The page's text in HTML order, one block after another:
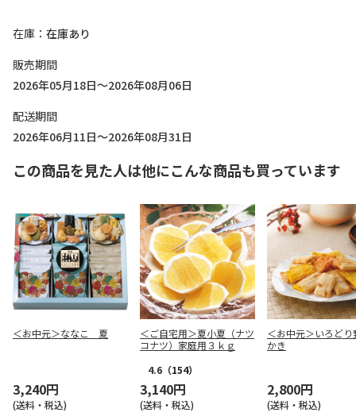
在庫
在庫あり
販売期間
2026年05月18日～2026年08月06日
配送期間
2026年06月11日～2026年08月31日
この商品を見た人は他にこんな商品も買っています
＜お中元＞ななこ 夏
3,240円
(送料・税込)
＜ご自宅用＞夏小夏（ナツ
コナツ）家庭用３ｋｇ
4.6 （154）
3,140円
(送料・税込)
＜お中元＞いろどり
かき
2,800円
(送料・税込)